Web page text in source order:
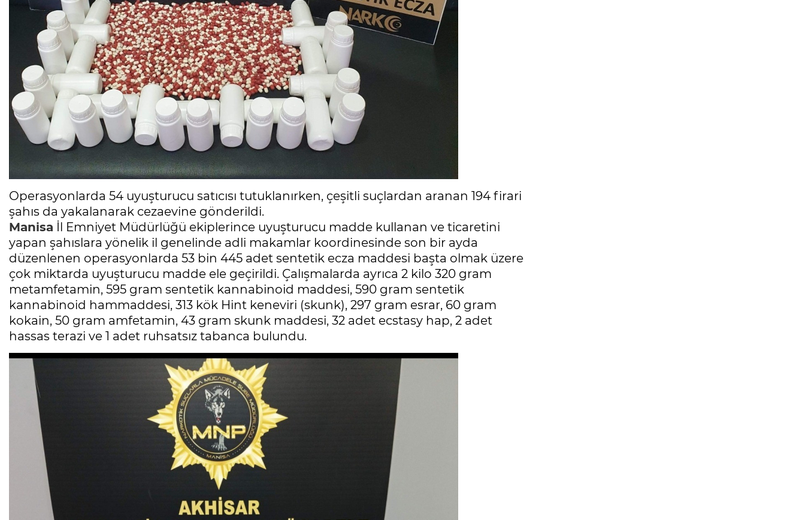
Operasyonlarda 54 uyuşturucu satıcısı tutuklanırken, çeşitli suçlardan aranan 194 firari
şahıs da yakalanarak cezaevine gönderildi.
Manisa İl Emniyet Müdürlüğü ekiplerince uyuşturucu madde kullanan ve ticaretini
yapan şahıslara yönelik il genelinde adli makamlar koordinesinde son bir ayda
düzenlenen operasyonlarda 53 bin 445 adet sentetik ecza maddesi başta olmak üzere
çok miktarda uyuşturucu madde ele geçirildi. Çalışmalarda ayrıca 2 kilo 320 gram
metamfetamin, 595 gram sentetik kannabinoid maddesi, 590 gram sentetik
kannabinoid hammaddesi, 313 kök Hint keneviri (skunk), 297 gram esrar, 60 gram
kokain, 50 gram amfetamin, 43 gram skunk maddesi, 32 adet ecstasy hap, 2 adet
hassas terazi ve 1 adet ruhsatsız tabanca bulundu.